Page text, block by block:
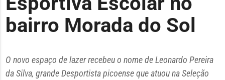
bairro Morada do Sol
O novo espaço de lazer recebeu o nome de Leonardo Pereira
da Silva, grande Desportista picoense que atuou na Seleção